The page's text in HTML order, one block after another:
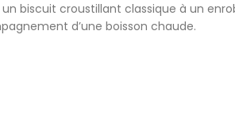
un biscuit croustillant classique à un
d’une boisson chaude.